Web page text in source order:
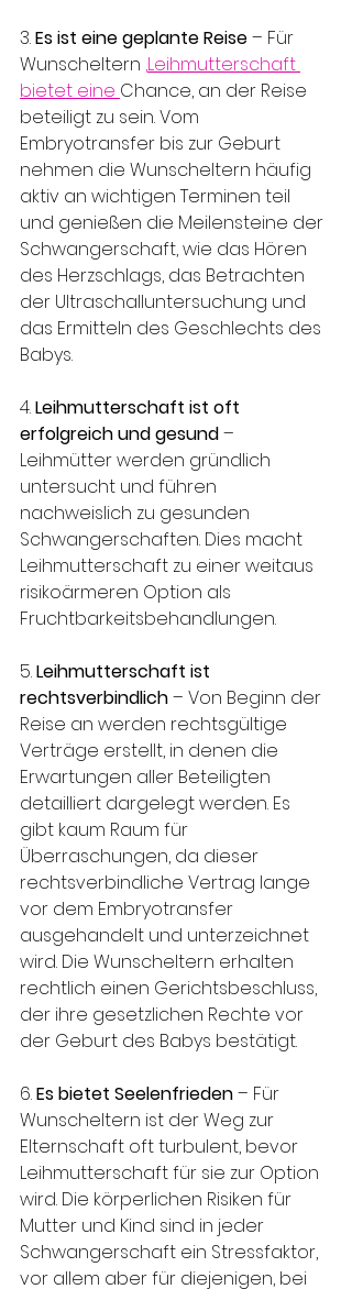
3. Es ist eine geplante Reise – Für
Wunscheltern ,Leihmutterschaft
bietet eine Chance, an der Reise
beteiligt zu sein. Vom
Embryotransfer bis zur Geburt
nehmen die Wunscheltern häufig
aktiv an wichtigen Terminen teil
und genießen die Meilensteine ​​der
Schwangerschaft, wie das Hören
des Herzschlags, das Betrachten
der Ultraschalluntersuchung und
das Ermitteln des Geschlechts des
Babys.
4. Leihmutterschaft ist oft
erfolgreich und gesund –
Leihmütter werden gründlich
untersucht und führen
nachweislich zu gesunden
Schwangerschaften. Dies macht
Leihmutterschaft zu einer weitaus
risikoärmeren Option als
Fruchtbarkeitsbehandlungen.
5. Leihmutterschaft ist
rechtsverbindlich – Von Beginn der
Reise an werden rechtsgültige
Verträge erstellt, in denen die
Erwartungen aller Beteiligten
detailliert dargelegt werden. Es
gibt kaum Raum für
Überraschungen, da dieser
rechtsverbindliche Vertrag lange
vor dem Embryotransfer
ausgehandelt und unterzeichnet
wird. Die Wunscheltern erhalten
rechtlich einen Gerichtsbeschluss,
der ihre gesetzlichen Rechte vor
der Geburt des Babys bestätigt.
6. Es bietet Seelenfrieden – Für
Wunscheltern ist der Weg zur
Elternschaft oft turbulent, bevor
Leihmutterschaft für sie zur Option
wird. Die körperlichen Risiken für
Mutter und Kind sind in jeder
Schwangerschaft ein Stressfaktor,
vor allem aber für diejenigen, bei